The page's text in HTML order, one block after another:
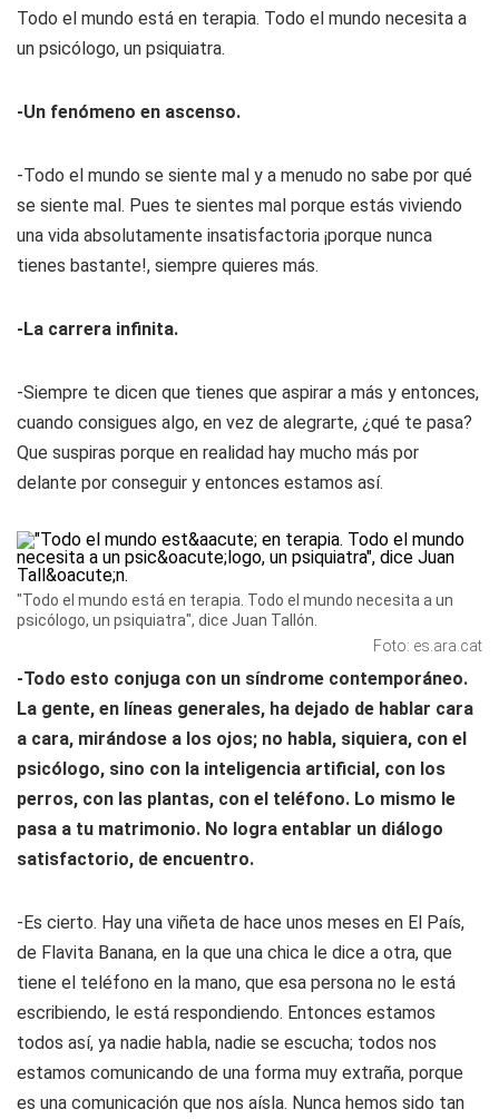
Todo el mundo está en terapia. Todo el mundo necesita a
un psicólogo, un psiquiatra.
-Un fenómeno en ascenso.
-Todo el mundo se siente mal y a menudo no sabe por qué
se siente mal. Pues te sientes mal porque estás viviendo
una vida absolutamente insatisfactoria ¡porque nunca
tienes bastante!, siempre quieres más.
-La carrera infinita.
-Siempre te dicen que tienes que aspirar a más y entonces,
cuando consigues algo, en vez de alegrarte, ¿qué te pasa?
Que suspiras porque en realidad hay mucho más por
delante por conseguir y entonces estamos así.
"Todo el mundo está en terapia. Todo el mundo necesita a un
psicólogo, un psiquiatra", dice Juan Tallón.
Foto: es.ara.cat
-Todo esto conjuga con un síndrome contemporáneo.
La gente, en líneas generales, ha dejado de hablar cara
a cara, mirándose a los ojos; no habla, siquiera, con el
psicólogo, sino con la inteligencia artificial, con los
perros, con las plantas, con el teléfono. Lo mismo le
pasa a tu matrimonio. No logra entablar un diálogo
satisfactorio, de encuentro.
-Es cierto. Hay una viñeta de hace unos meses en El País,
de Flavita Banana, en la que una chica le dice a otra, que
tiene el teléfono en la mano, que esa persona no le está
escribiendo, le está respondiendo. Entonces estamos
todos así, ya nadie habla, nadie se escucha; todos nos
estamos comunicando de una forma muy extraña, porque
es una comunicación que nos aísla. Nunca hemos sido tan